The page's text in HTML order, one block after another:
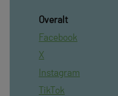
Overalt
Facebook
X
Instagram
TikTok